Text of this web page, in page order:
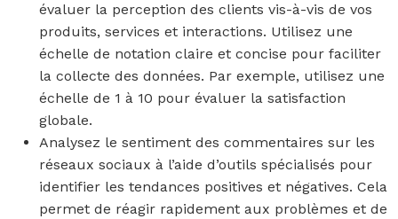
évaluer la perception des clients vis-à-vis de vos
produits, services et interactions. Utilisez une
échelle de notation claire et concise pour faciliter
la collecte des données. Par exemple, utilisez une
échelle de 1 à 10 pour évaluer la satisfaction
globale.
Analysez le sentiment des commentaires sur les
réseaux sociaux à l’aide d’outils spécialisés pour
identifier les tendances positives et négatives. Cela
permet de réagir rapidement aux problèmes et de